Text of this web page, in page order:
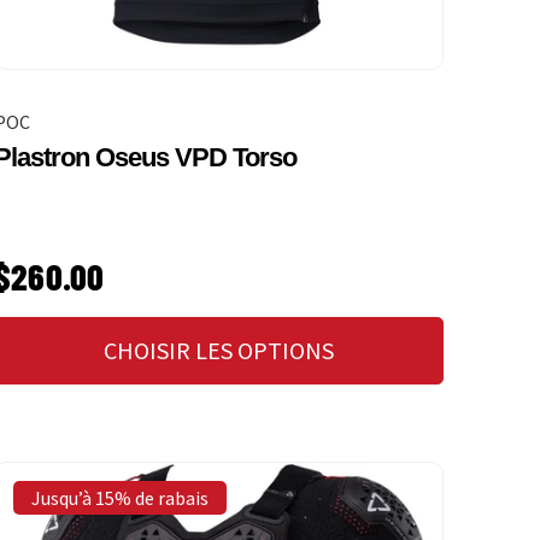
Oseus VPD Torso
HABITUEL
CHOISIR LES OPTIONS
Jusqu’à 15% de rabais